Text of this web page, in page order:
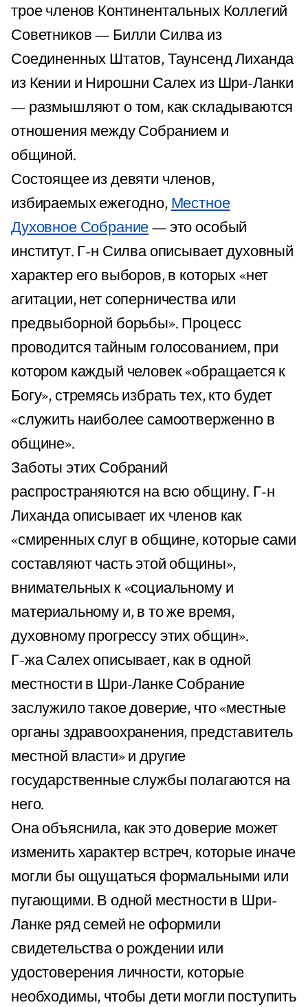
трое членов Континентальных Коллегий
Советников — Билли Силва из
Соединенных Штатов, Таунсенд Лиханда
из Кении и Нирошни Салех из Шри-Ланки
— размышляют о том, как складываются
отношения между Собранием и
общиной.
Состоящее из девяти членов,
избираемых ежегодно, Местное
Духовное Собрание— это особый
институт. Г-н Силва описывает духовный
характер его выборов, в которых «нет
агитации, нет соперничества или
предвыборной борьбы». Процесс
проводится тайным голосованием, при
котором каждый человек «обращается к
Богу», стремясь избрать тех, кто будет
«служить наиболее самоотверженно в
общине».
Заботы этих Собраний
распространяются на всю общину. Г-н
Лиханда описывает их членов как
«смиренных слуг в общине, которые сами
составляют часть этой общины»,
внимательных к «социальному и
материальному и, в то же время,
духовному прогрессу этих общин».
Г-жа Салех описывает, как в одной
местности в Шри-Ланке Собрание
заслужило такое доверие, что «местные
органы здравоохранения, представитель
местной власти» и другие
государственные службы полагаются на
него.
Она объяснила, как это доверие может
изменить характер встреч, которые иначе
могли бы ощущаться формальными или
пугающими. В одной местности в Шри-
Ланке ряд семей не оформили
свидетельства о рождении или
удостоверения личности, которые
необходимы, чтобы дети могли поступить